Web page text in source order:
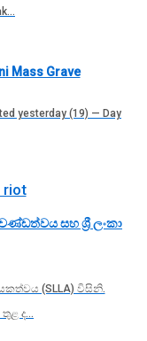
Mass Grave
yesterday (19) — Day
සහ ශ්‍රී ලංකා
(SLLA) විසිනි.
තුළ ද…